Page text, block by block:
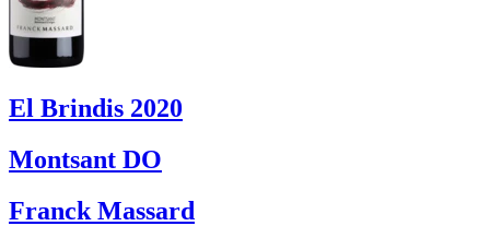
El Brindis 2020
Montsant DO
Franck Massard